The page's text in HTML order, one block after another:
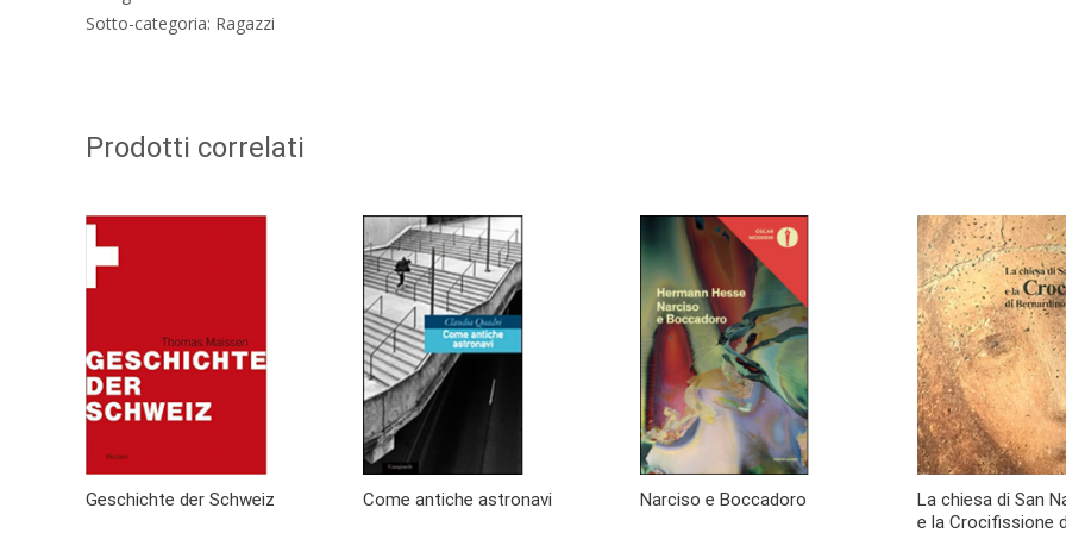
Sotto-categoria: Ragazzi
Prodotti correlati
Geschichte der Schweiz Come antiche astronavi Narciso e Boccadoro
La chiesa di San
e la Crocifissione